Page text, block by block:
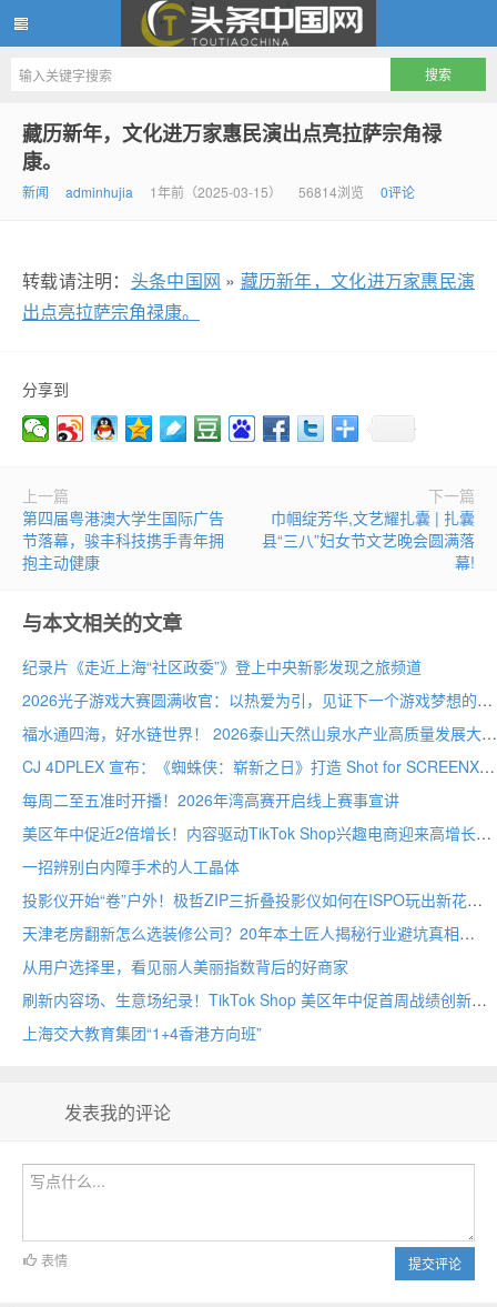
头条中国网
藏历新年，文化进万家惠民演出点亮拉萨宗角禄
康。
新闻 adminhujia 1年前（2025-03-15） 56814浏览 0评论
转载请注明： 头条中国网 » 藏历新年，文化进万家惠民演
出点亮拉萨宗角禄康。
分享到
上一篇
第四届粤港澳大学生国际广告
节落幕，骏丰科技携手青年拥
抱主动健康
下一篇
巾帼绽芳华,文艺耀扎囊 | 扎囊
县“三八”妇女节文艺晚会圆满落
幕!
与本文相关的文章
纪录片《走近上海“社区政委”》登上中央新影发现之旅频道
2026光子游戏大赛圆满收官：以热爱为引，见证下一个游戏梦想的诞生
福水通四海，好水链世界！ 2026泰山天然山泉水产业高质量发展大会圆满举行
CJ 4DPLEX 宣布：《蜘蛛侠：崭新之日》打造 Shot for SCREENX 专属版本
每周二至五准时开播！2026年湾高赛开启线上赛事宣讲
美区年中促近2倍增长！内容驱动TikTok Shop兴趣电商迎来高增长
一招辨别白内障手术的人工晶体
投影仪开始“卷”户外！极哲ZIP三折叠投影仪如何在ISPO玩出新花样？
天津老房翻新怎么选装修公司？20年本土匠人揭秘行业避坑真相
从用户选择里，看见丽人美丽指数背后的好商家
刷新内容场、生意场纪录！TikTok Shop 美区年中促首周战绩创新高
上海交大教育集团“1+4香港方向班”
发表我的评论
提交评论
表情